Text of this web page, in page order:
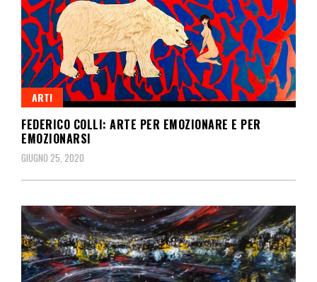
ARTI
FEDERICO COLLI: ARTE PER EMOZIONARE E PER
EMOZIONARSI
GIUGNO 25, 2020